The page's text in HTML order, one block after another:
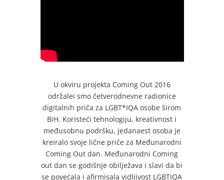
U okviru projekta Coming Out 2016
održalei smo četverodnevne radionice
digitalnih priča za LGBT*IQA osobe širom
BiH. Koristeći tehnologiju, kreativnost i
međusobnu podršku, jedanaest osoba je
kreiralo svoje lične priče za Međunarodni
Coming Out dan. Međunarodni Coming
out dan se godišnje obilježava i slavi da bi
se povećala i afirmisala vidljivost LGBTIQA